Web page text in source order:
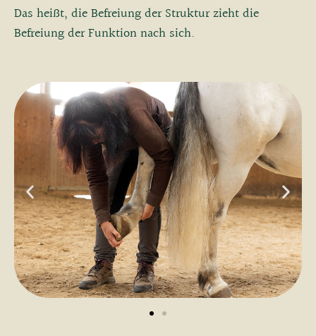
Das heißt, die Befreiung der Struktur zieht die
Befreiung der Funktion nach sich.